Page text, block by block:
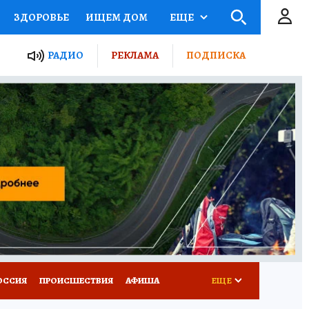
ЗДОРОВЬЕ ИЩЕМ ДОМ
ПРОЕКТЫ РОССИИ
ПУТЕВОДИТЕЛЬ
ТУРИЗМ
ПОТРЕБИТЕЛЯ ВСЕ О КП
ЕЩЕ
РАДИО РЕКЛАМА ПОДПИСКА
ПРОИСШЕСТВИЯ АФИША ЕЩЕ